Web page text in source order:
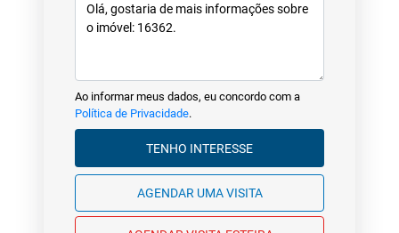
Ao informar meus dados, eu concordo com a
Política de Privacidade.
TENHO INTERESSE
AGENDAR UMA VISITA